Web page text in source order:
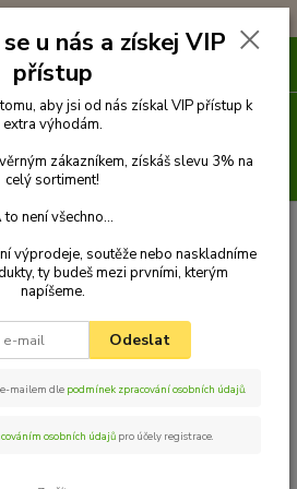
Menu
Hledat
psí dobroty
u nás a získej VIP
přístup
aby jsi od nás získal VIP přístup k
extra výhodám.
zákazníkem, získáš slevu 3% na
celý sortiment!
to není všechno...
výprodeje, soutěže nebo naskladníme
ty budeš mezi prvními, kterým
napíšeme.
Odeslat
mailem dle podmínek zpracování osobních údajů.
osobních údajů pro účely registrace.